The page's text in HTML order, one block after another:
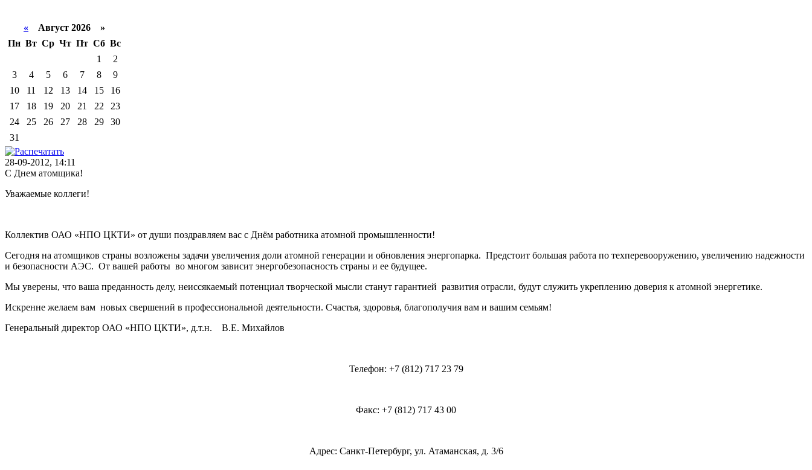
« Август 2026 »
Пн Вт Ср Чт Пт Сб Вс
1
2
3
4 5 6 7 8
9
10
11 12 13 14 15
16
17
18 19 20 21 22
23
24
25 26 27 28 29
30
31
28-09-2012, 14:11
С Днем атомщика!
Уважаемые коллеги!
Коллектив ОАО «НПО ЦКТИ» от души поздравляем вас с Днём работника атомной промышленности!
Сегодня на атомщиков страны возложены задачи увеличения доли атомной генерации и обновления энергопарка. Предстоит большая работа по техперевооружению, увеличению надежности
и безопасности АЭС. От вашей работы во многом зависит энергобезопасность страны и ее будущее.
Мы уверены, что ваша преданность делу, неиссякаемый потенциал творческой мысли станут гарантией развития отрасли, будут служить укреплению доверия к атомной энергетике.
Искренне желаем вам новых свершений в профессиональной деятельности. Счастья, здоровья, благополучия вам и вашим семьям!
Генеральный директор ОАО «НПО ЦКТИ», д.т.н. В.Е. Михайлов
Телефон: +7 (812) 717 23 79
Факс: +7 (812) 717 43 00
Адрес: Санкт-Петербург, ул. Атаманская, д. 3/6